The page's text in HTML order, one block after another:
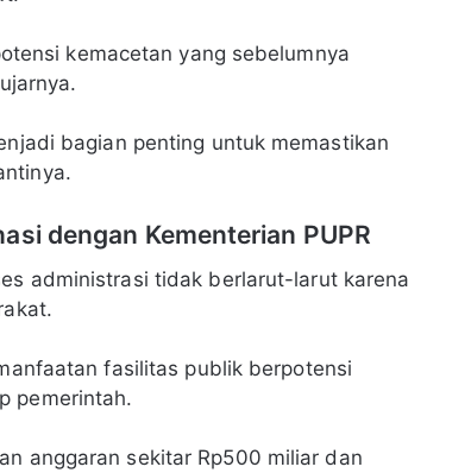
kemacetan yang sebelumnya
bagian penting untuk memastikan
dengan Kementerian PUPR
administrasi tidak berlarut-larut karena
fasilitas publik berpotensi
pemerintah.
anggaran sekitar Rp500 miliar dan